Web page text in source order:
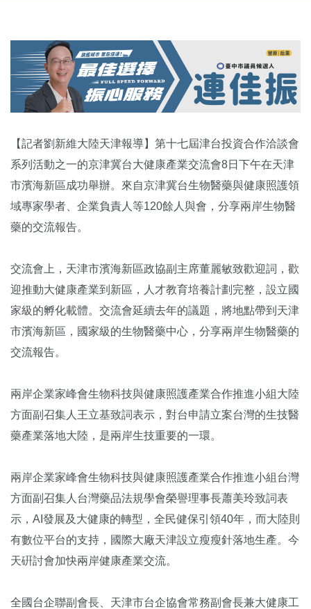
【記者劉新維大陸天津報導】第十七屆津台投資合作洽談會
系列活動之一的京津冀台大健康產業交流會8日下午在天津
市濱海新區成功舉辦。來自京津冀台生物醫藥與健康照護領
域專家學者、企業負責人等120餘人與會，分享兩岸生物醫
藥的交流報告。
交流會上，天津市濱海新區政協副主席董麗敏致歡迎詞，歡
迎推動大健康產業到新區，人才教育培養計劃完整，設立國
家級的孵化載體。交流會延續去年的議題，將地點帶到天津
市濱海新區，國家級的生物醫藥中心，分享兩岸生物醫藥的
交流報告。
兩岸企業家峰會生物科技與健康照護產業合作推進小組大陸
方面副召集人王立基致詞表示，對台申請立案台灣的生技醫
藥產業落地大陸，是兩岸生技重要的一環。
兩岸企業家峰會生物科技與健康照護產業合作推進小組台灣
方面副召集人台灣藥品法規學會榮譽理事長蕭美玲致詞表
示，AI發展及大健康的轉型，全民健保引領40年，而大陸則
有數位平台的支持，國際大廠天津設立瘦瘦針落地生產。今
天硏討會加快兩岸健康產業交流。
全國台企聯副會長、天津市台企協會常務副會長兼大健康工